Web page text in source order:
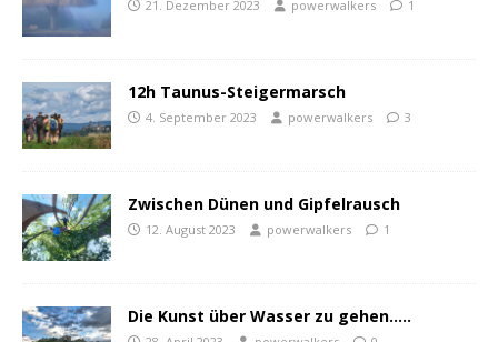
21. Dezember 2023 powerwalkers 1
12h Taunus-Steigermarsch
4. September 2023 powerwalkers 3
Zwischen Dünen und Gipfelrausch
12. August 2023 powerwalkers 1
Die Kunst über Wasser zu gehen…..